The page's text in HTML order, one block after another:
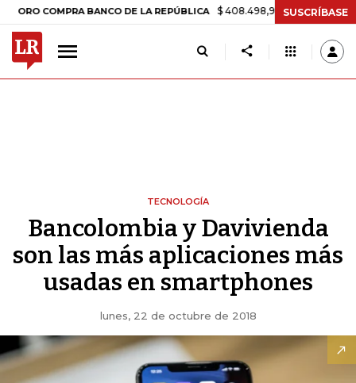
COMPRA BANCO DE LA REPÚBLICA $ 408.498,97 +$ 8.753,81 +2,19%
SUSCRÍBASE
TECNOLOGÍA
Bancolombia y Davivienda
son las más aplicaciones más
usadas en smartphones
lunes, 22 de octubre de 2018